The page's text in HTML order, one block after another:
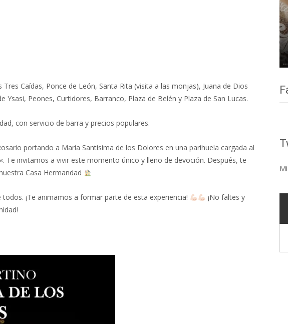
Caídas, Ponce de León, Santa Rita (visita a las monjas), Juana de Dios
Ysasi, Peones, Curtidores, Barranco, Plaza de Belén y Plaza de San Lucas.
con servicio de barra y precios populares.
portando a María Santísima de los Dolores en una parihuela cargada al
Te invitamos a vivir este momento único y lleno de devoción. Después, te
Casa Hermandad
¡Te animamos a formar parte de esta experiencia!
¡No faltes y